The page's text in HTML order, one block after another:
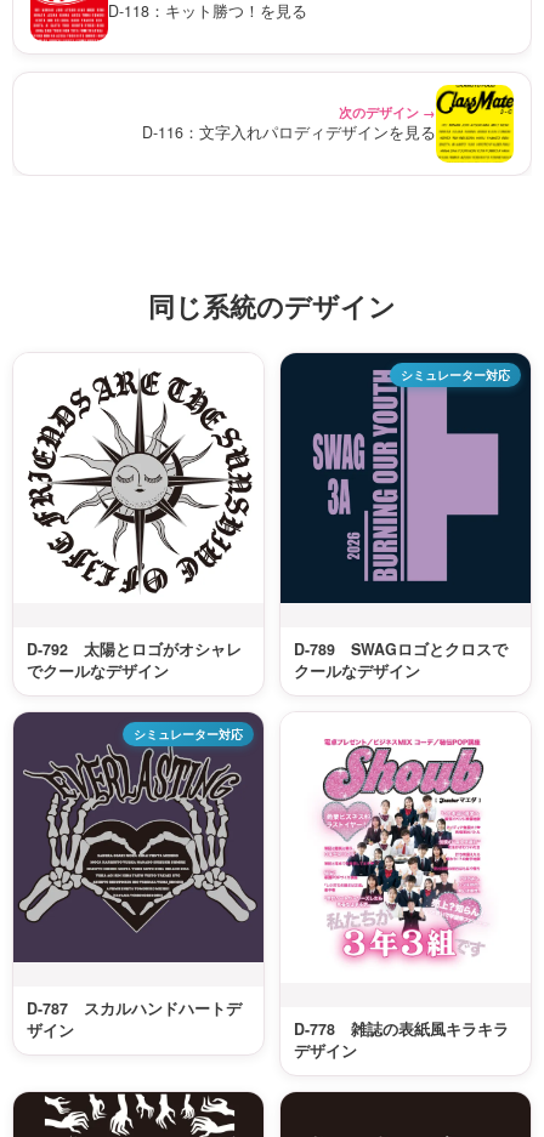
D-118：キット勝つ！を見る
次のデザイン →
D-116：文字入れパロディデザインを見る
同じ系統のデザイン
D-792 太陽とロゴがオシャレ
でクールなデザイン
シミュレーター対応
D-789 SWAGロゴとクロスで
クールなデザイン
シミュレーター対応
D-787 スカルハンドハートデ
ザイン
D-778 雑誌の表紙風キラキラ
デザイン